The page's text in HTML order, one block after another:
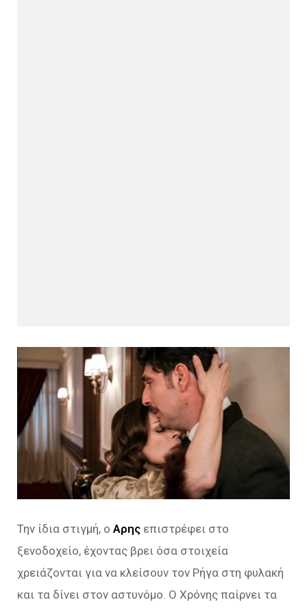
Την ίδια στιγμή, ο Αρης επιστρέφει στο
ξενοδοχείο, έχοντας βρει όσα στοιχεία
χρειάζονται για να κλείσουν τον Ρήγα στη φυλακή
και τα δίνει στον αστυνόμο. Ο Χρόνης παίρνει τα